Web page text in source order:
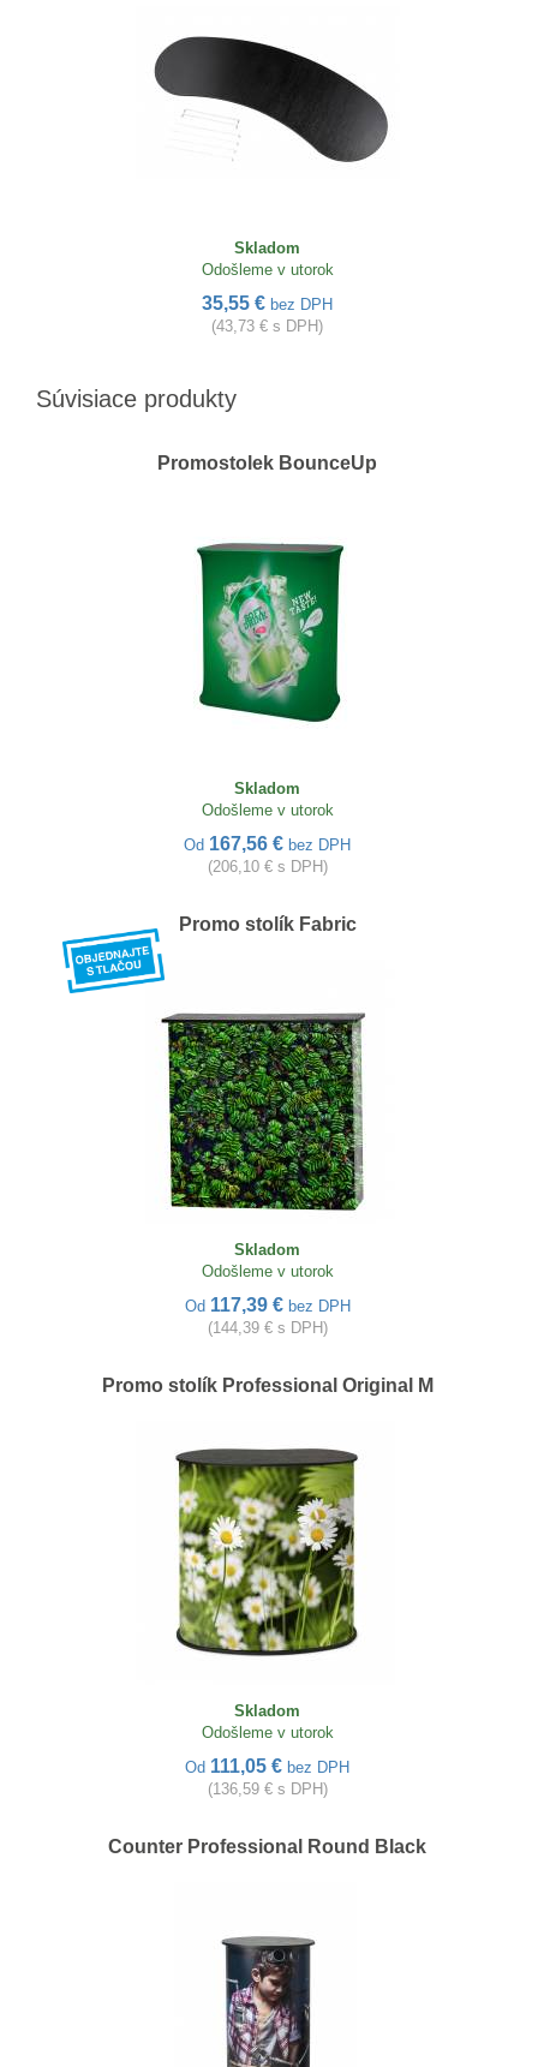
Skladom
Odošleme v utorok
35,55 € bez DPH
(43,73 € s DPH)
Súvisiace produkty
Promostolek BounceUp
Skladom
Odošleme v utorok
Od 167,56 € bez DPH
(206,10 € s DPH)
Promo stolík Fabric
Skladom
Odošleme v utorok
Od 117,39 € bez DPH
(144,39 € s DPH)
Promo stolík Professional Original M
Skladom
Odošleme v utorok
Od 111,05 € bez DPH
(136,59 € s DPH)
Counter Professional Round Black